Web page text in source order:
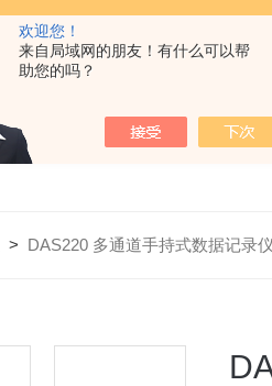
欢迎您！
来自局域网的朋友！有什么可以帮
助您的吗？
> DAS220 多通道手持式数据记录仪